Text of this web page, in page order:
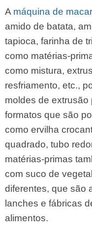
A máquina de
amido de batata,
tapioca, farinha de
como matérias-
como mistura,
resfriamento, etc.,
moldes de extrusão
formatos que são
como ervilha
quadrado, tubo
matérias-primas
com suco de
diferentes, que são
lanches e fábricas
alimentos.